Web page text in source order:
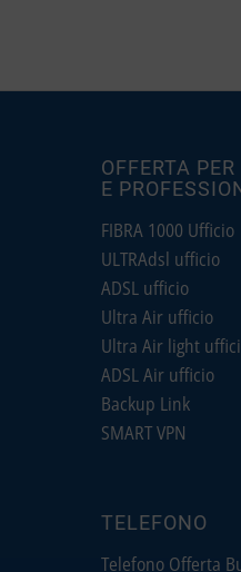
OFFERTA
E
FIBRA 1000 Ufficio
ULTRAdsl ufficio
ADSL ufficio
Ultra Air ufficio
Ultra Air light
ADSL Air ufficio
Backup Link
SMART VPN
TELEFONO
Telefono Offerta